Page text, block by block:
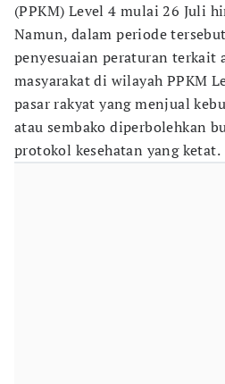
(PPKM) Level 4 mulai 26 Juli
Namun, dalam periode
penyesuaian peraturan
masyarakat di wilayah PPKM
pasar rakyat yang menjual
atau sembako diperbolehkan
protokol kesehatan yang ketat.